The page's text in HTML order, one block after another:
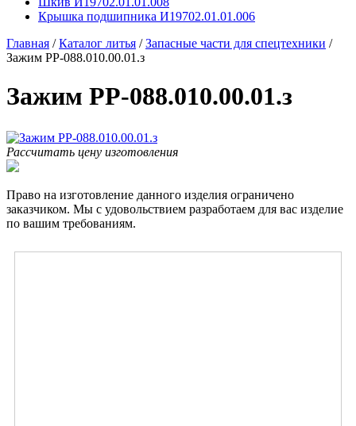
Крышка подшипника И19702.01.01.006
Главная /Каталог литья /Запасные части для спецтехники /
Зажим РР-088.010.00.01.з
Зажим РР-088.010.00.01.з
Рассчитать цену изготовления
Право на изготовление данного изделия ограничено
заказчиком. Мы с удовольствием разработаем для вас изделие
по вашим требованиям.